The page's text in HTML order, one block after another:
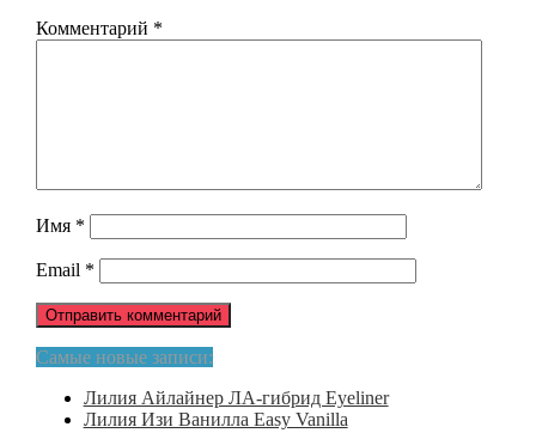
Комментарий *
Имя *
Email *
Самые новые записи:
Лилия Айлайнер ЛА-гибрид Eyeliner
Лилия Изи Ванилла Easy Vanilla